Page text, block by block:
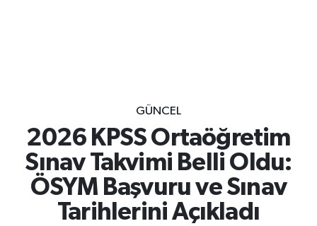
GÜNCEL
2026 KPSS Ortaöğretim
Sınav Takvimi Belli Oldu:
ÖSYM Başvuru ve Sınav
Tarihlerini Açıkladı